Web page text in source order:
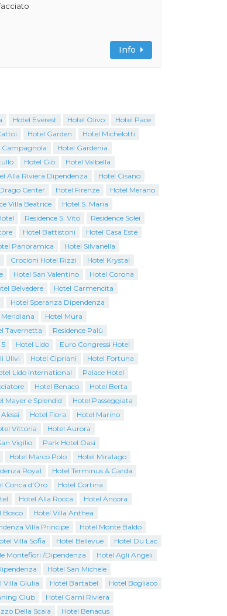
Info
Hotel Everest Hotel Olivo
Hotel Pace
Hotel Garden
Hotel Michelotti
Campagnola
Hotel Gardenia
Hotel Giò
Hotel Valbella
Alla Riviera Dipendenza
Hotel Cisano
Center Hotel Firenze
Hotel Merano
Villa Beatrice
Hotel S. Maria
Residence S. Vito
Residence Solei
Hotel Battistoni
Hotel Casa Este
Panoramica
Hotel Silvanella
Crocioni Hotel Rizzi
Hotel Krystal
Hotel San Valentino
Hotel Corona
Belvedere
Hotel Carmencita
Hotel Speranza Dipendenza
Hotel Mura
Tavernetta
Residence Palù
Hotel Lido
Euro Congressi Hotel
Ulivi Hotel Cipriani
Hotel Fortuna
Lido International
Palace Hotel
Hotel Benaco
Hotel Berta
Mayer e Splendid
Hotel Passeggiata
Hotel Flora
Hotel Marino
Vittoria
Hotel Aurora
Vigilio
Park Hotel Oasi
Hotel Marco Polo
Hotel Miralago
Royal
Hotel Terminus & Garda
Conca d'Oro
Hotel Cortina
Hotel Alla Rocca
Hotel Ancora
Bosco
Hotel Villa Anthea
Villa Principe
Hotel Monte Baldo
Villa Sofia Hotel Bellevue
Hotel Du Lac
Montefiori /Dipendenza
Hotel Agli Angeli
Hotel San Michele
Villa Giulia Hotel Bartabel
Hotel Bogliaco
Club
Hotel Garni Riviera
Della Scala
Hotel Benacus